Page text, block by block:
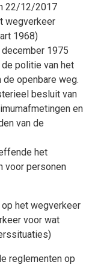
22/12/2017
wegverkeer
1968)
1975
politie van het
openbare weg.
besluit van
en
van de
het
voor personen
het wegverkeer
voor wat
reglementen op